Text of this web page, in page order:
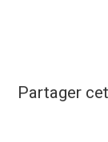
Partager